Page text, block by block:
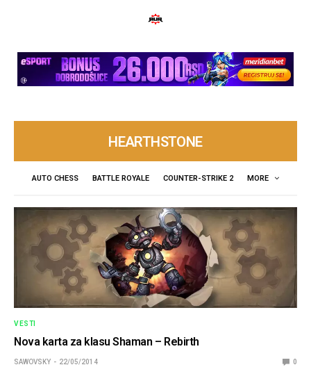
HEARTHSTONE
AUTO CHESS BATTLE ROYALE COUNTER-STRIKE 2 MORE
VESTI
Nova karta za klasu Shaman – Rebirth
SAWOVSKY 22/05/2014 0